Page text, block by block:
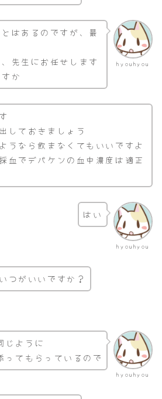
hyouhyou
はあるのですが、最
先生にお任せします
か
しておきましょう
うなら飲まなくてもいいですよ
血でデパケンの血中濃度は適正
hyouhyou
はい
つがいいですか？
hyouhyou
じように
ってもらっているので